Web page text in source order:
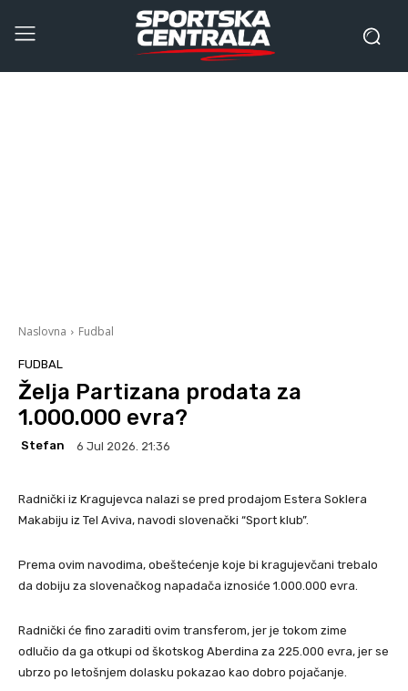
Naslovna Fudbal
FUDBAL
Želja Partizana prodata za
1.000.000 evra?
Stefan 6 Jul 2026. 21:36
Radnički iz Kragujevca nalazi se pred prodajom Estera Soklera
Makabiju iz Tel Aviva, navodi slovenački “Sport klub”.
Prema ovim navodima, obeštećenje koje bi kragujevčani trebalo
da dobiju za slovenačkog napadača iznosiće 1.000.000 evra.
Radnički će fino zaraditi ovim transferom, jer je tokom zime
odlučio da ga otkupi od škotskog Aberdina za 225.000 evra, jer se
ubrzo po letošnjem dolasku pokazao kao dobro pojačanje.